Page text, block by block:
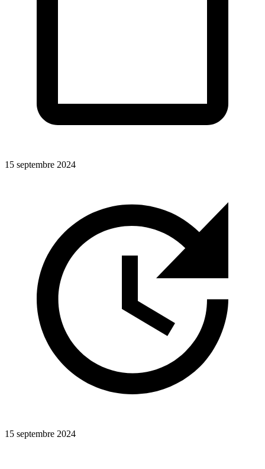
15 septembre 2024
15 septembre 2024